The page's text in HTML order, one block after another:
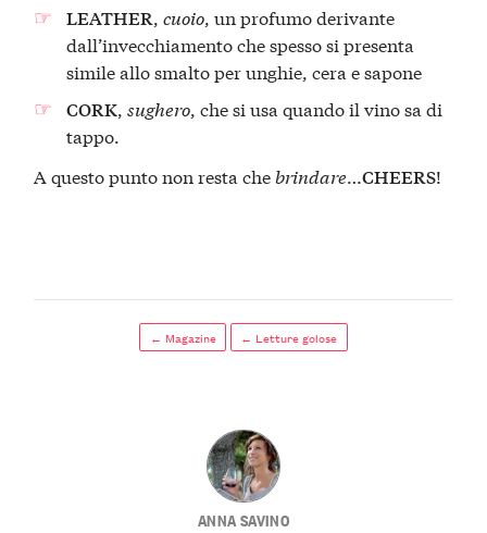
LEATHER, cuoio, un profumo derivante
dall’invecchiamento che spesso si presenta
simile allo smalto per unghie, cera e sapone
CORK, sughero, che si usa quando il vino sa di
tappo.
A questo punto non resta chebrindare…CHEERS!
← Magazine ← Letture golose
ANNA SAVINO